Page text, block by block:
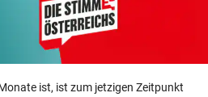
ist, ist zum jetzigen Zeitpunkt